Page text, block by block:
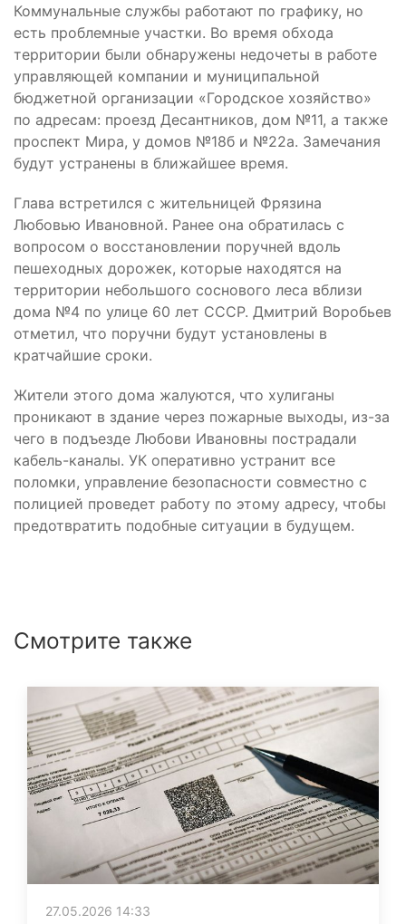
Коммунальные службы работают по графику, но
есть проблемные участки. Во время обхода
территории были обнаружены недочеты в работе
управляющей компании и муниципальной
бюджетной организации «Городское хозяйство»
по адресам: проезд Десантников, дом №11, а также
проспект Мира, у домов №18б и №22а. Замечания
будут устранены в ближайшее время.
Глава встретился с жительницей Фрязина
Любовью Ивановной. Ранее она обратилась с
вопросом о восстановлении поручней вдоль
пешеходных дорожек, которые находятся на
территории небольшого соснового леса вблизи
дома №4 по улице 60 лет СССР. Дмитрий Воробьев
отметил, что поручни будут установлены в
кратчайшие сроки.
Жители этого дома жалуются, что хулиганы
проникают в здание через пожарные выходы, из-за
чего в подъезде Любови Ивановны пострадали
кабель-каналы. УК оперативно устранит все
поломки, управление безопасности совместно с
полицией проведет работу по этому адресу, чтобы
предотвратить подобные ситуации в будущем.
Смотрите также
27.05.2026 14:33